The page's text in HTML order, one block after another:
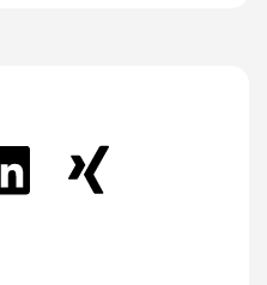
Kundenbewertungen und Erfahrungen zu
CMC COMPUTER & SERVICE